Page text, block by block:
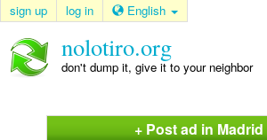
sign up log in English
nolotiro.org
don't dump it, give it to your neighbor
+ Post ad in Madrid